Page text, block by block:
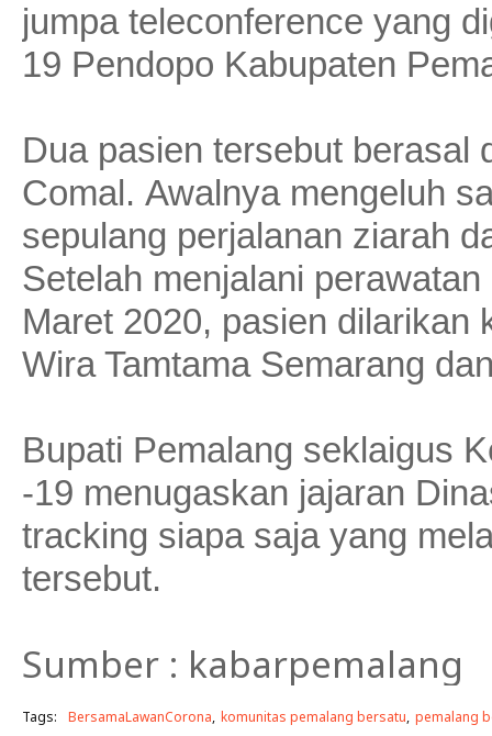
jumpa teleconference yang
19 Pendopo Kabupaten
Dua pasien tersebut berasal
Comal. Awalnya mengeluh
sepulang perjalanan ziarah
Setelah menjalani
Maret 2020, pasien dilarikan
Wira Tamtama Semarang
Bupati Pemalang seklaigus
-19 menugaskan jajaran
tracking siapa saja yang
tersebut.
Sumber : kabarpemalang
Tags: BersamaLawanCorona komunitas pemalang bersatu pemalang